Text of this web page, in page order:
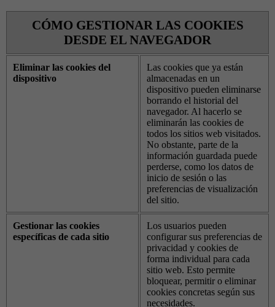
CÓMO GESTIONAR LAS COOKIES
DESDE EL NAVEGADOR
Eliminar las cookies del
dispositivo
Las cookies que ya están
almacenadas en un
dispositivo pueden eliminarse
borrando el historial del
navegador. Al hacerlo se
eliminarán las cookies de
todos los sitios web visitados.
No obstante, parte de la
información guardada puede
perderse, como los datos de
inicio de sesión o las
preferencias de visualización
del sitio.
Gestionar las cookies
específicas de cada sitio
Los usuarios pueden
configurar sus preferencias de
privacidad y cookies de
forma individual para cada
sitio web. Esto permite
bloquear, permitir o eliminar
cookies concretas según sus
necesidades.